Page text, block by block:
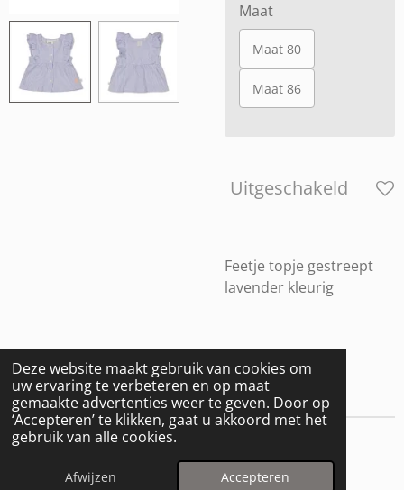
Deze website maakt gebruik van cookies om
uw ervaring te verbeteren en op maat
gemaakte advertenties weer te geven. Door op
‘Accepteren’ te klikken, gaat u akkoord met het
gebruik van alle cookies.
Afwijzen Accepteren
Maat
Maat 80
Maat 86
Uitgeschakeld
Feetje topje gestreept
lavender kleurig
© 2025 - 2026 De Minnies
Powered byJouwWeb